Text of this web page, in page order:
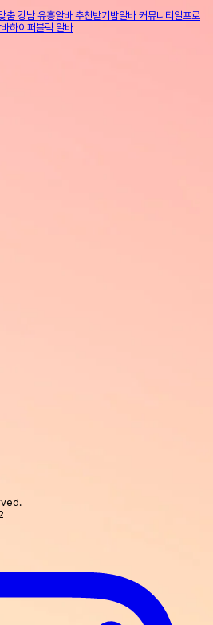
춤 강남 유흥알바 추천받기 밤알바 커뮤니티 일프로
하이퍼블릭 알바